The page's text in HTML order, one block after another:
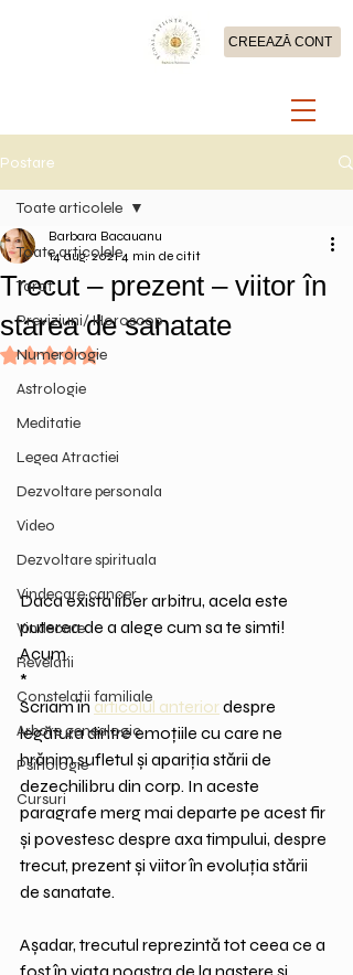
CREEAZĂ CONT
Postare
Toate articolele
Tarot
Previziuni/ Horoscop
Numerologie
Astrologie
Meditatie
Legea Atractiei
Dezvoltare personala
Video
Dezvoltare spirituala
Vindecare cancer
Vindecare
Revelatii
Constelatii familiale
Arbore genealogic
Psihologie
Cursuri
Toate articolele
Trecut – prezent – viitor în
starea de sanatate
Barbara Bacauanu
14 aug. 2021 4 min de citit
Evaluat(ă) cu NaN din 5 stele.
Daca exista liber arbitru, acela este
puterea de a alege cum sa te simti!
Acum.
*
Scriam în articolul anterior despre
legătura dintre emoțiile cu care ne
hrănim sufletul și apariția stării de
dezechilibru din corp. In aceste
paragrafe merg mai departe pe acest fir
și povestesc despre axa timpului, despre
trecut, prezent și viitor în evoluția stării
de sanatate.
Așadar, trecutul reprezintă tot ceea ce a
fost în viața noastra de la naștere și